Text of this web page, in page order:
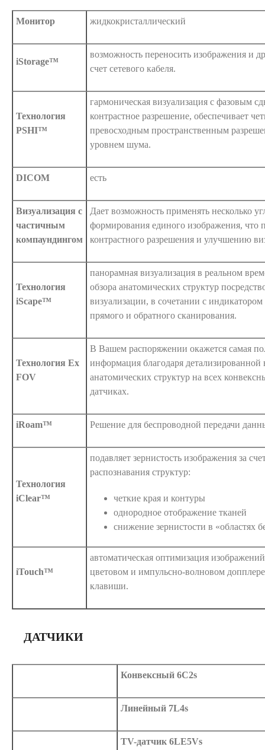
Монитор жидкокристаллический
iStorage™
возможность переносить изображения и
счет сетевого кабеля.
Технология
PSHI™
гармоническая визуализация с фазовым
контрастное разрешение, обеспечивает
превосходным пространственным
уровнем шума.
DICOM есть
Визуализация с
частичным
компаундингом
Дает возможность применять несколько
формирования единого изображения, что
контрастного разрешения и улучшению
Технология
iScape™
панорамная визуализация в реальном
обзора анатомических структур
визуализации, в сочетании с
прямого и обратного сканирования.
Технология Ex
FOV
В Вашем распоряжении окажется самая
информация благодаря детализированной
анатомических структур на всех
датчиках.
iRoam™ Решение для беспроводной передачи
Технология
iClear™
подавляет зернистость изображения за
распознавания структур:
четкие края и контуры
однородное отображение тканей
снижение зернистости в «областях
iTouch™
автоматическая оптимизация
цветовом и импульсно-волновом
клавиши.
ДАТЧИКИ
Конвексный 6C2s
Линейный 7L4s
TV-датчик 6LE5Vs